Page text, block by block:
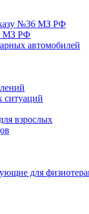
№36 МЗ РФ
МЗ РФ
автомобилей
ситуаций
взрослых
для